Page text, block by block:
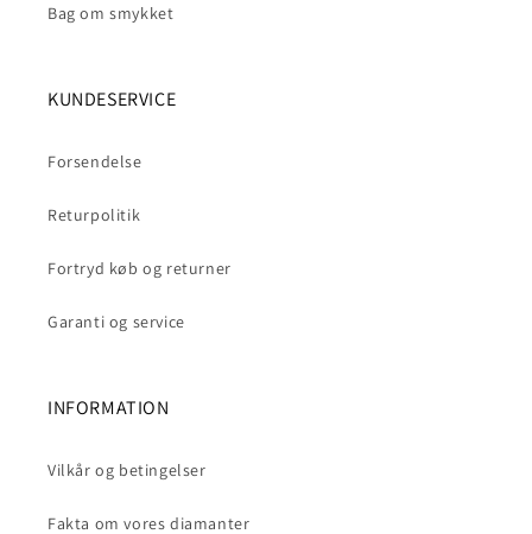
Bag om smykket
KUNDESERVICE
Forsendelse
Returpolitik
Fortryd køb og returner
Garanti og service
INFORMATION
Vilkår og betingelser
Fakta om vores diamanter